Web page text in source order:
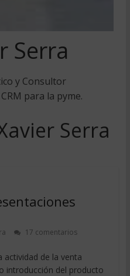
Serra
y Consultor
para la pyme.
Serra
17 comentarios
actividad de la venta
introducción del producto